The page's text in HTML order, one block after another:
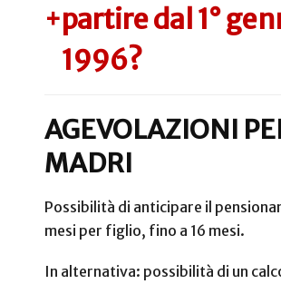
+partire dal 1°
1996?
AGEVOLAZIONI
MADRI
Possibilità di anticipare il
mesi per figlio, fino a 16 mesi.
In alternativa: possibilità di un